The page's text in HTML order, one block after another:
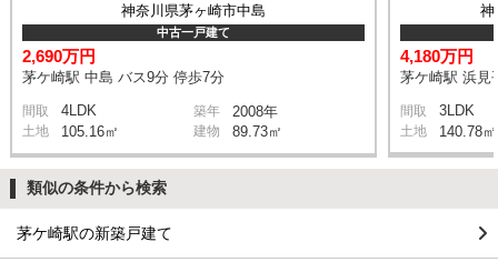
神奈川県茅ヶ崎市中島
中古一戸建て
2,690万円
茅ケ崎駅 中島 バス9分 停歩7分
間取 4LDK 築年 2008年
土地 105.16㎡ 建物 89.73㎡
神
4,180万円
茅ケ崎駅 浜見
間取 3LDK
土地 140.78㎡
類似の条件から検索
茅ケ崎駅の新築戸建て